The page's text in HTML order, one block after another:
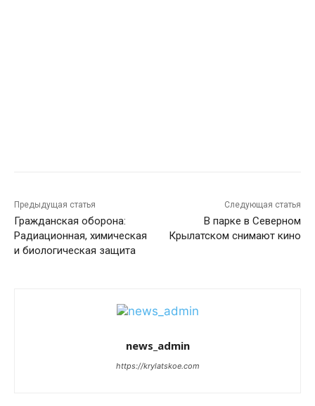
Предыдущая статья
Гражданская оборона:
Радиационная, химическая
и биологическая защита
Следующая статья
В парке в Северном
Крылатском снимают кино
news_admin
https://krylatskoe.com